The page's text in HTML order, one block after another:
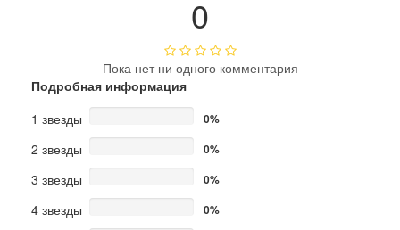
0
Пока нет ни одного комментария
Подробная информация
1 звезды
0%
2 звезды 0%
3 звезды 0%
4 звезды 0%